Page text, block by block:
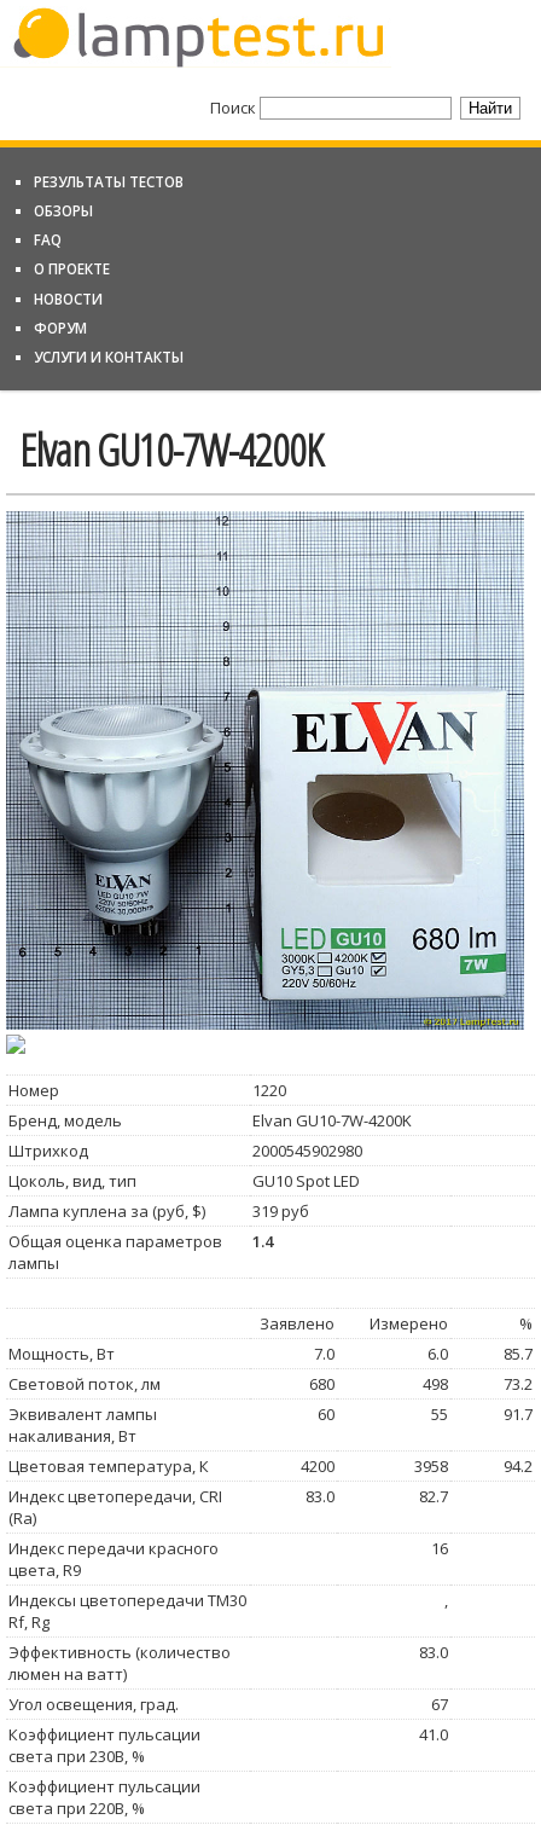
Поиск
РЕЗУЛЬТАТЫ ТЕСТОВ
ОБЗОРЫ
FAQ
О ПРОЕКТЕ
НОВОСТИ
ФОРУМ
УСЛУГИ И КОНТАКТЫ
Elvan GU10-7W-4200K
Номер
1220
Бренд, модель
Elvan GU10-7W-4200K
Штрихкод
2000545902980
Цоколь, вид, тип
GU10 Spot LED
Лампа куплена за (руб, $)
319 руб
Общая оценка параметров
лампы
1.4
Заявлено Измерено
%
Мощность, Вт
7.0 6.0
85.7
Световой поток, лм
680 498
73.2
Эквивалент лампы
накаливания, Вт
60 55 91.7
Цветовая температура, К 4200 3958
94.2
Индекс цветопередачи, CRI
(Ra)
83.0 82.7
Индекс передачи красного
цвета, R9
16
Индексы цветопередачи TM30
Rf, Rg
,
Эффективность (количество
люмен на ватт)
83.0
Угол освещения, град.
67
Коэффициент пульсации
света при 230В, %
41.0
Коэффициент пульсации
света при 220В, %